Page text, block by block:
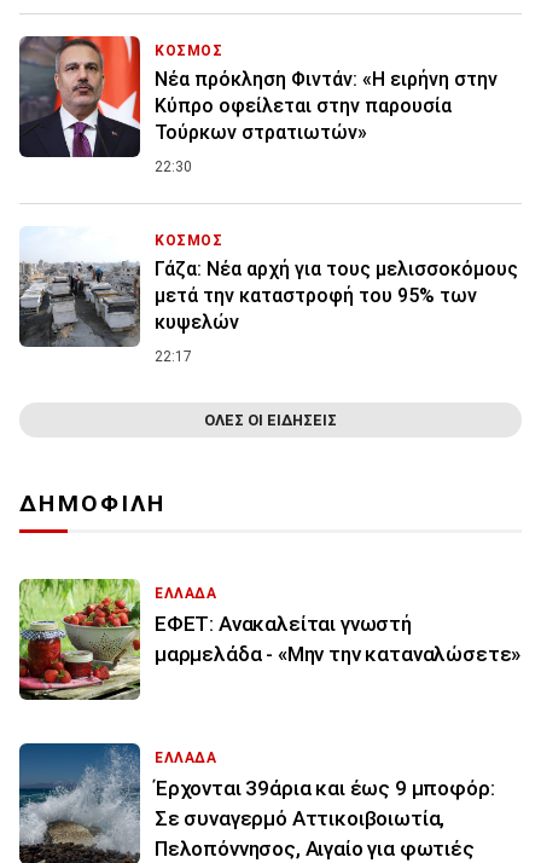
ΚΟΣΜΟΣ
Νέα πρόκληση Φιντάν: «Η ειρήνη στην
Κύπρο οφείλεται στην παρουσία
Τούρκων στρατιωτών»
22:30
ΚΟΣΜΟΣ
Γάζα: Νέα αρχή για τους μελισσοκόμους
μετά την καταστροφή του 95% των
κυψελών
22:17
ΟΛΕΣ ΟΙ ΕΙΔΗΣΕΙΣ
ΔΗΜΟΦΙΛΗ
ΕΛΛΑΔΑ
ΕΦΕΤ: Ανακαλείται γνωστή
μαρμελάδα - «Μην την καταναλώσετε»
ΕΛΛΑΔΑ
Έρχονται 39άρια και έως 9 μποφόρ:
Σε συναγερμό Αττικοιβοιωτία,
Πελοπόννησος, Αιγαίο για φωτιές